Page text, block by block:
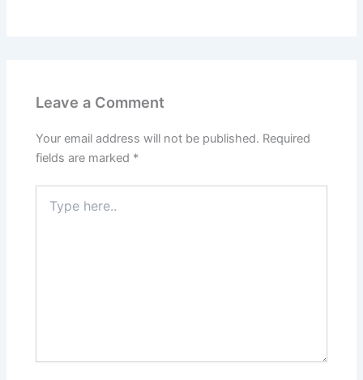
Leave a Comment
Your email address will not be published. Required
fields are marked *
here..